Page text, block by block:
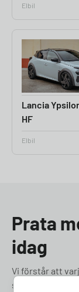
Elbil
Lancia
HF
Elbil
Prata
idag
Vi förstår att
strävar vi efter